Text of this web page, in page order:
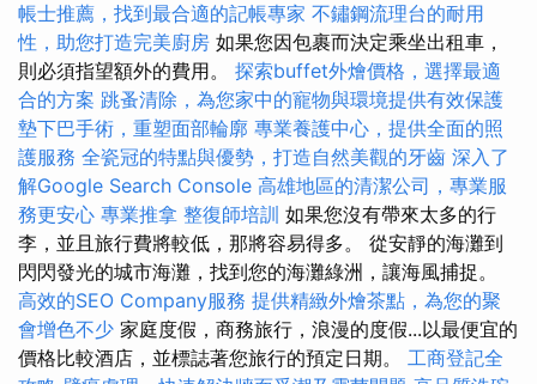
帳士推薦，找到最合適的記帳專家 不鏽鋼流理台的耐用
性，助您打造完美廚房 如果您因包裹而決定乘坐出租車，
則必須指望額外的費用。 探索buffet外燴價格，選擇最適
合的方案 跳蚤清除，為您家中的寵物與環境提供有效保護
墊下巴手術，重塑面部輪廓 專業養護中心，提供全面的照
護服務 全瓷冠的特點與優勢，打造自然美觀的牙齒 深入了
解Google Search Console 高雄地區的清潔公司，專業服
務更安心 專業推拿 整復師培訓 如果您沒有帶來太多的行
李，並且旅行費將較低，那將容易得多。 從安靜的海灘到
閃閃發光的城市海灘，找到您的海灘綠洲，讓海風捕捉。
高效的SEO Company服務 提供精緻外燴茶點，為您的聚
會增色不少 家庭度假，商務旅行，浪漫的度假...以最便宜的
價格比較酒店，並標誌著您旅行的預定日期。 工商登記全